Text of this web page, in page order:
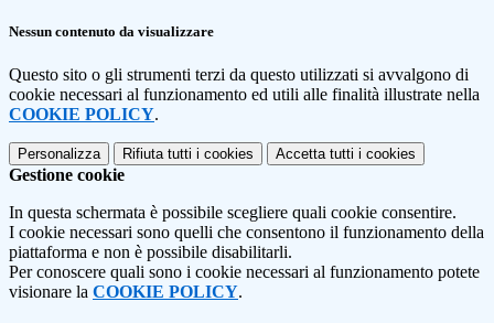
Nessun contenuto da visualizzare
Questo sito o gli strumenti terzi da questo utilizzati si avvalgono di
cookie necessari al funzionamento ed utili alle finalità illustrate nella
COOKIE POLICY.
Personalizza Rifiuta tutti i cookies Accetta tutti i cookies
Gestione cookie
In questa schermata è possibile scegliere quali cookie consentire.
I cookie necessari sono quelli che consentono il funzionamento della
piattaforma e non è possibile disabilitarli.
Per conoscere quali sono i cookie necessari al funzionamento potete
visionare la COOKIE POLICY.